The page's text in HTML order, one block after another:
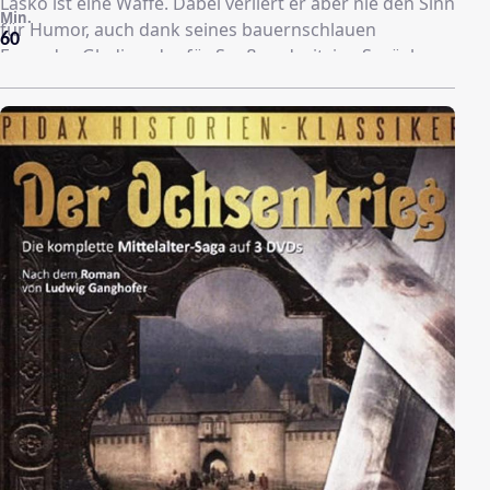
für Humor, auch dank seines bauernschlauen
Freundes Gladius, der für Spaß und witzige Sprüche
sorgt…
60
Min.